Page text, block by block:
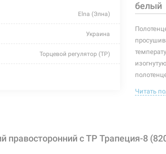
Elna (Элна)
Украина
Торцевой регулятор (ТР)
820 мм
белый
Читать
правосторонний с ТР Трапеция-8